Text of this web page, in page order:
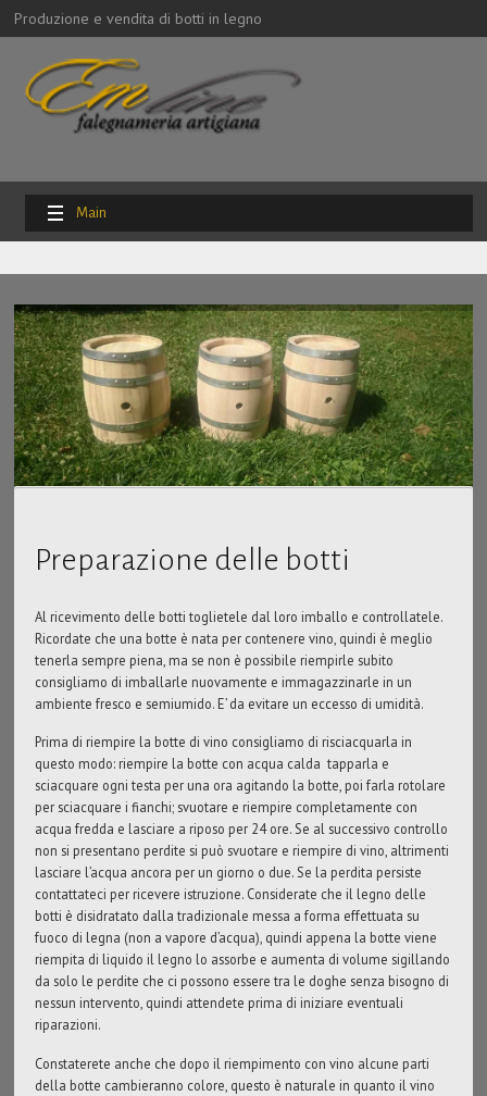
Produzione e vendita di botti in legno
Main
Prodotti
Altro
Listino dei prezzi
Tabella misure
Contatto
Preparazione delle botti
Al ricevimento delle botti toglietele dal loro imballo e controllatele.
Ricordate che una botte è nata per contenere vino, quindi è meglio
tenerla sempre piena, ma se non è possibile riempirle subito
consigliamo di imballarle nuovamente e immagazzinarle in un
ambiente fresco e semiumido. E’ da evitare un eccesso di umidità.
Prima di riempire la botte di vino consigliamo di risciacquarla in
questo modo: riempire la botte con acqua calda tapparla e
sciacquare ogni testa per una ora agitando la botte, poi farla rotolare
per sciacquare i fianchi; svuotare e riempire completamente con
acqua fredda e lasciare a riposo per 24 ore. Se al successivo controllo
non si presentano perdite si può svuotare e riempire di vino, altrimenti
lasciare l’acqua ancora per un giorno o due. Se la perdita persiste
contattateci per ricevere istruzione. Considerate che il legno delle
botti è disidratato dalla tradizionale messa a forma effettuata su
fuoco di legna (non a vapore d’acqua), quindi appena la botte viene
riempita di liquido il legno lo assorbe e aumenta di volume sigillando
da solo le perdite che ci possono essere tra le doghe senza bisogno di
nessun intervento, quindi attendete prima di iniziare eventuali
riparazioni.
Constaterete anche che dopo il riempimento con vino alcune parti
della botte cambieranno colore, questo è naturale in quanto il vino